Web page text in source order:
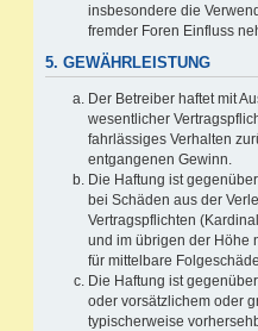
insbesondere die
fremder Foren Einfluss
5. GEWÄHRLEISTUNG
Der Betreiber haftet mit
wesentlicher
fahrlässiges Verhalten
entgangenen Gewinn.
Die Haftung ist
bei Schäden aus der
Vertragspflichten
und im übrigen der Höhe
für mittelbare
Die Haftung ist
oder vorsätzlichem oder
typischerweise